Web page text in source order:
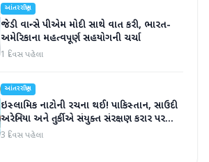
આંતરરાષ્ટ્રીય
જેડી વાન્સે પીએમ મોદી સાથે વાત કરી, ભારત-
અમેરિકાના મહત્વપૂર્ણ સહયોગની ચર્ચા
1 દિવસ પહેલા
આંતરરાષ્ટ્રીય
ઇસ્લામિક નાટોની રચના થઈ! પાકિસ્તાન, સાઉદી
અરેબિયા અને તુર્કીએ સંયુક્ત સંરક્ષણ કરાર પર
હસ્તાક્ષર
3 દિવસ પહેલા